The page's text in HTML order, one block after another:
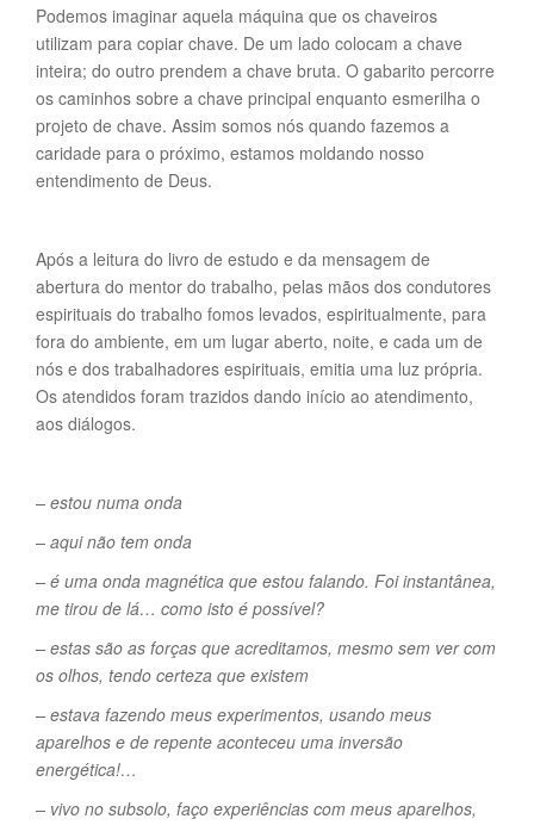
Podemos imaginar aquela máquina que os chaveiros
utilizam para copiar chave. De um lado colocam a chave
inteira; do outro prendem a chave bruta. O gabarito percorre
os caminhos sobre a chave principal enquanto esmerilha o
projeto de chave. Assim somos nós quando fazemos a
caridade para o próximo, estamos moldando nosso
entendimento de Deus.
Após a leitura do livro de estudo e da mensagem de
abertura do mentor do trabalho, pelas mãos dos condutores
espirituais do trabalho fomos levados, espiritualmente, para
fora do ambiente, em um lugar aberto, noite, e cada um de
nós e dos trabalhadores espirituais, emitia uma luz própria.
Os atendidos foram trazidos dando início ao atendimento,
aos diálogos.
– estou numa onda
– aqui não tem onda
– é uma onda magnética que estou falando. Foi instantânea,
me tirou de lá… como isto é possível?
– estas são as forças que acreditamos, mesmo sem ver com
os olhos, tendo certeza que existem
– estava fazendo meus experimentos, usando meus
aparelhos e de repente aconteceu uma inversão
energética!…
– vivo no subsolo, faço experiências com meus aparelhos,